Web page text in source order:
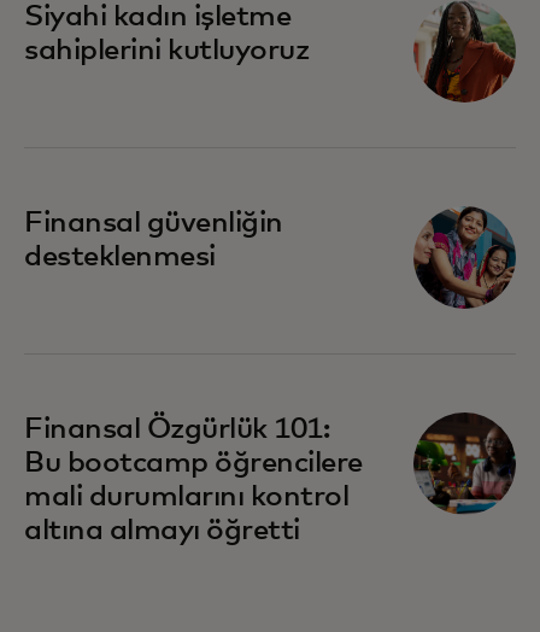
Siyahi kadın işletme
sahiplerini kutluyoruz
opens in a new tab
Finansal güvenliğin
desteklenmesi
opens in a new tab
Finansal Özgürlük 101:
Bu bootcamp öğrencilere
mali durumlarını kontrol
altına almayı öğretti